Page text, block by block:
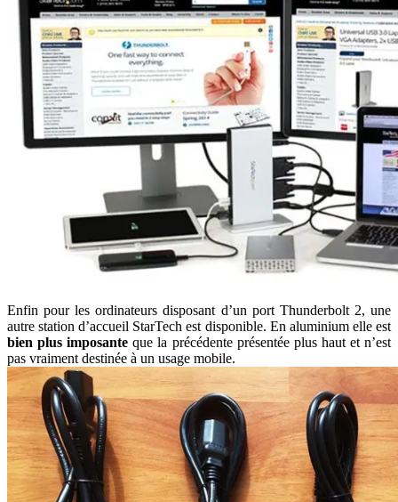
Enfin pour les ordinateurs disposant d’un port Thunderbolt 2, une
autre station d’accueil StarTech est disponible. En aluminium elle est
bien plus imposante que la précédente présentée plus haut et n’est
pas vraiment destinée à un usage mobile.